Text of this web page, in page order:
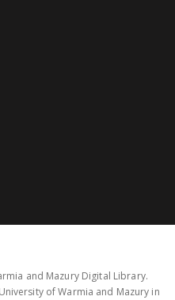
and Mazury Digital Library.
of Warmia and Mazury in